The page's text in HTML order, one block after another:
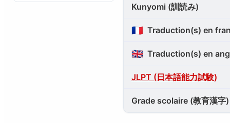
Kunyomi (訓読み)
🇫🇷 Traduction(s) en
🇬🇧 Traduction(s) en
JLPT (日本語能力試験)
Grade scolaire (教育漢字)